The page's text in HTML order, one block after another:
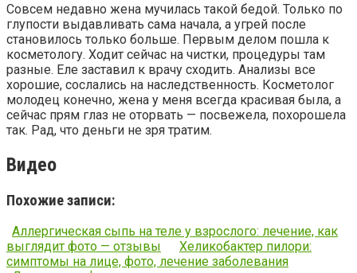
Совсем недавно жена мучилась такой бедой. Только по
глупости выдавливать сама начала, а угрей после
становилось только больше. Первым делом пошла к
косметологу. Ходит сейчас на чистки, процедуры там
разные. Еле заставил к врачу сходить. Анализы все
хорошие, сослались на наследственность. Косметолог
молодец конечно, жена у меня всегда красивая была, а
сейчас прям глаз не оторвать — посвежела, похорошела
так. Рад, что деньги не зря тратим.
Видео
Похожие записи:
Аллергическая сыпь на теле у взрослого: лечение, как
выглядит фото — отзывы
Хеликобактер пилори:
симптомы на лице, фото, лечение заболевания